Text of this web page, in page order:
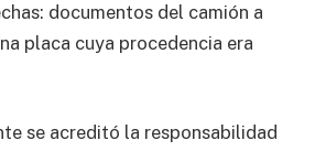
documentos del camión a
placa cuya procedencia era
se acreditó la responsabilidad